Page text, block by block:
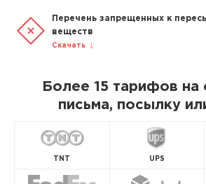
Перечень запрещенных к
веществ
Скачать
Более 15 тарифов на
письма, посылку
TNT UPS